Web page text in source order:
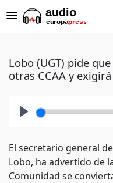
Lobo (UGT) pide
otras CCAA y
El secretario general
Lobo, ha advertido de
Comunidad se